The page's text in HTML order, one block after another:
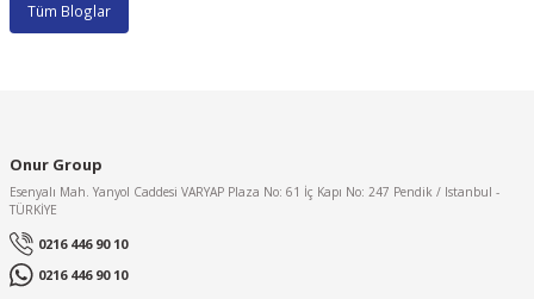
Tüm Bloglar
Onur Group
Esenyalı Mah. Yanyol Caddesi VARYAP Plaza No: 61 İç Kapı No: 247 Pendik / Istanbul -
TÜRKİYE
0216 446 90 10
0216 446 90 10